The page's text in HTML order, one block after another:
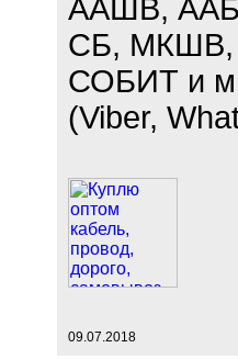
ААШВ,
СБ, МКШВ,
СОБИТ и
(Viber,
09.07.2018